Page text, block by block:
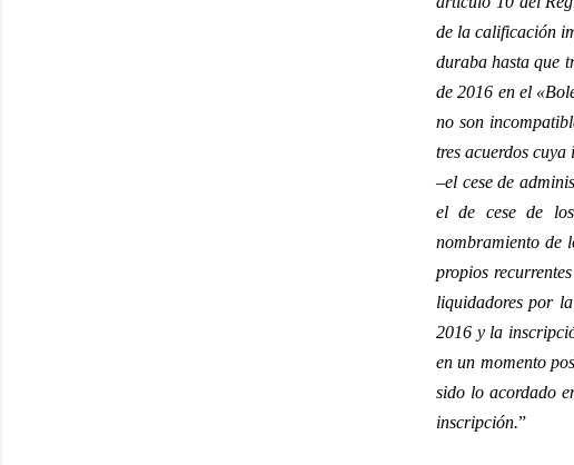
de la calificación
duraba hasta que
de 2016 en el
no son
tres acuerdos
–el cese de
el de cese de
nombramiento de
propios
liquidadores por
2016 y la
en un momento
sido lo acordado
inscripción.”